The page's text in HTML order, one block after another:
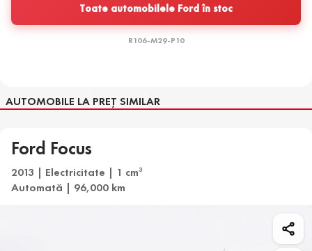
Toate automobilele Ford în stoc
R106-M29-P10
AUTOMOBILE LA PREȚ SIMILAR
Ford Focus
2013 | Electricitate | 1 cm3
Automată | 96,000 km